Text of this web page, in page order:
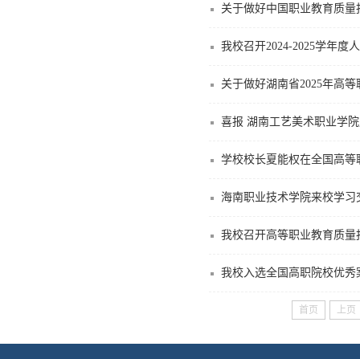
关于做好中国职业教育质
我校召开2024-2025学年度
关于做好湖南省2025年高
喜报 湖南工艺美术职业学
学校校长夏能权在全国高
海南职业技术学院来校学
我校召开高等职业教育质量
我校入选全国高职院校优秀
首页 上页